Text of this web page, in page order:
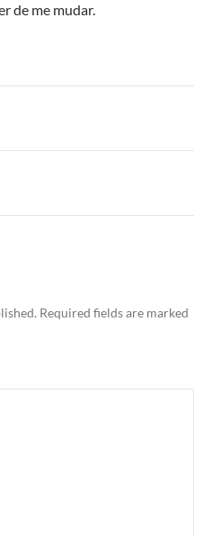
de me mudar.
Required fields are marked